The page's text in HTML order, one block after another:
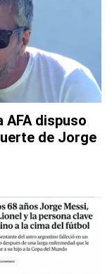
dispuso
de Jorge